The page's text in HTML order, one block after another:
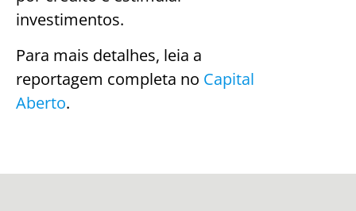
investimentos.
Para mais detalhes, leia a
reportagem completa no Capital
Aberto.